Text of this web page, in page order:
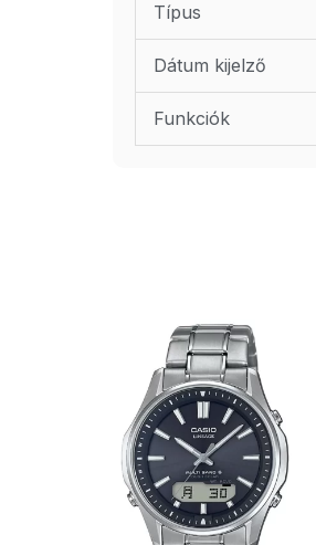
Típus
Dátum kijelző
Funkciók